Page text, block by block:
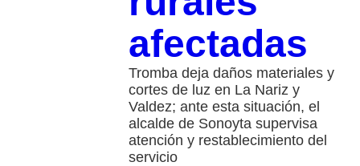
afectadas
Tromba deja daños materiales y
cortes de luz en La Nariz y
Valdez; ante esta situación, el
alcalde de Sonoyta supervisa
atención y restablecimiento del
servicio